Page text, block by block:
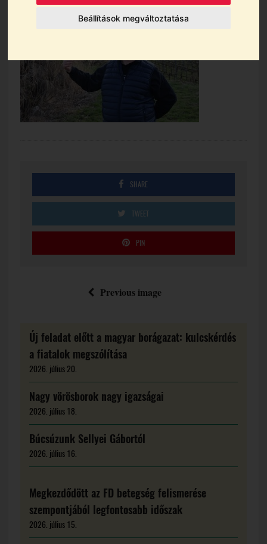
Beállítások megváltoztatása
SHARE
TWEET
PIN
Previous image
Új feladat előtt a magyar borágazat: kulcskérdés
a fiatalok megszólítása
2026. július 20.
Nagy vörösborok nagy igazságai
2026. július 18.
Búcsúzunk Sellyei Gábortól
2026. július 16.
Megkezdődött az FD betegség felismerése
szempontjából legfontosabb időszak
2026. július 15.